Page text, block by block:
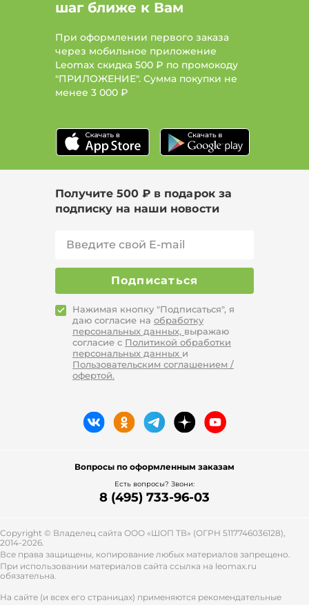
шаг ближе к Вам
При оформлении первого заказа
через мобильное приложение
Leomax скидка 500 ₽ по промокоду
"ПРИЛОЖЕНИЕ". Сумма покупки не
менее 3 000 ₽
Получите 500 ₽ в подарок за
подписку на наши новости
Подписаться
Нажимая кнопку "Подписаться", я
даю согласие на обработку
персональных данных, выражаю
согласие с Политикой обработки
персональных данных и
Пользовательским соглашением /
офертой.
Вопросы по оформленным заказам
Есть вопросы? Звони:
8 (495) 733-96-03
Copyright © Владелец сайта ООО «ШОП ТВ» (ОГРН 5117746036128),
2014-2026.
Все права защищены, копирование любых материалов запрещено.
При использовании материалов сайта ссылка на leomax.ru
обязательна.
На сайте (и всех его страницах) применяются рекомендательные